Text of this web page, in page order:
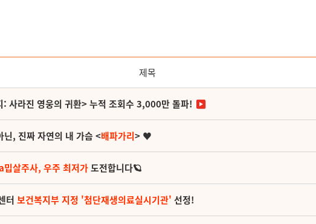
제목
사라진 영웅의 귀환> 누적 조회수 3,000만 돌파!
, 진짜 자연의 내 가슴 <배파가리> ♥
살주사, 우주 최저가도전합니다🪐
터 보건복지부 지정 '첨단재생의료실시기관' 선정!